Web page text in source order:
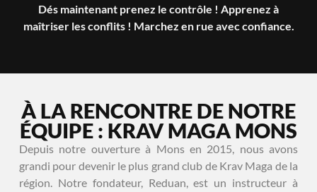
Dés maintenant prenez le contrôle ! Apprenez à
maîtriser les conflits ! Marchez en rue avec confiance.
À LA RENCONTRE DE NOTRE
ÉQUIPE : KRAV MAGA MONS
Depuis notre ouverture à Mons en 2015, nous avons
grandi pour devenir le plus grand club de Krav Maga de la
région. Notre fondateur, Reduan, est un instructeur à